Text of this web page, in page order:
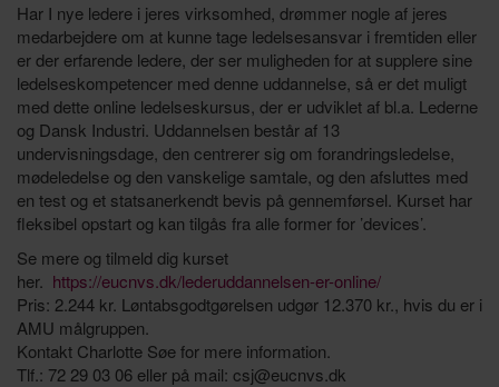
Har I nye ledere i jeres virksomhed, drømmer nogle af jeres
medarbejdere om at kunne tage ledelsesansvar i fremtiden eller
er der erfarende ledere, der ser muligheden for at supplere sine
ledelseskompetencer med denne uddannelse, så er det muligt
med dette online ledelseskursus, der er udviklet af bl.a. Lederne
og Dansk Industri. Uddannelsen består af 13
undervisningsdage, den centrerer sig om forandringsledelse,
mødeledelse og den vanskelige samtale, og den afsluttes med
en test og et statsanerkendt bevis på gennemførsel. Kurset har
fleksibel opstart og kan tilgås fra alle former for ’devices’.
Se mere og tilmeld dig kurset
her. https://eucnvs.dk/lederuddannelsen-er-online/
Pris: 2.244 kr. Løntabsgodtgørelsen udgør 12.370 kr., hvis du er i
AMU målgruppen.
Kontakt Charlotte Søe for mere information.
Tlf.: 72 29 03 06 eller på mail: csj@eucnvs.dk